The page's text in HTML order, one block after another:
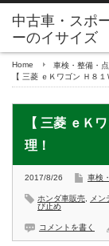
Home
車検・整備・
【 三菱 ｅＫワゴン Ｈ８
【 三菱 ｅＫ
理！
2017/8/26 車検
ホンダ車販売 メン
び止め
コメントを書く